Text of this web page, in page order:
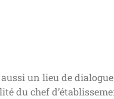
un lieu de
du chef